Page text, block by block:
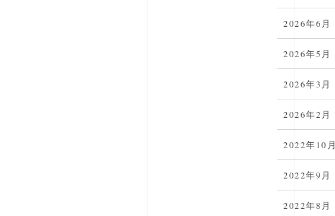
2026年6月
2026年5月
2026年3月
2026年2月
2022年10月
2022年9月
2022年8月